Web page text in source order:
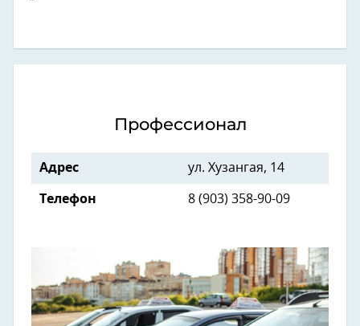
Профессионал
Адрес ул. Хузангая, 14
Телефон 8 (903) 358-90-09